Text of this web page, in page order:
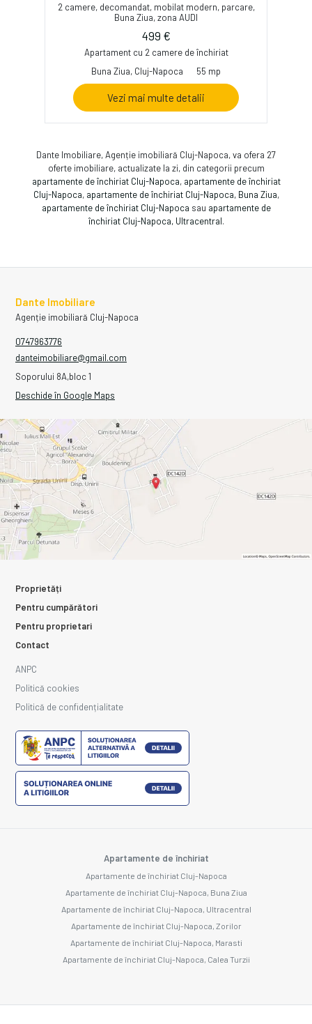
2 camere, decomandat, mobilat modern, parcare,
Buna Ziua, zona AUDI
499 €
Apartament cu 2 camere de închiriat
Buna Ziua, Cluj-Napoca
55 mp
Vezi mai multe detalii
Dante Imobiliare, Agenție imobiliară Cluj-Napoca, va ofera 27
oferte imobiliare, actualizate la zi, din categorii precum
apartamente de închiriat Cluj-Napoca, apartamente de închiriat
Cluj-Napoca, apartamente de închiriat Cluj-Napoca, Buna Ziua,
apartamente de închiriat Cluj-Napoca sau apartamente de
închiriat Cluj-Napoca, Ultracentral.
Dante Imobiliare
Agenție imobiliară Cluj-Napoca
0747963776
danteimobiliare@gmail.com
Soporului 8A,bloc 1
Deschide în Google Maps
Proprietăți
Pentru cumpărători
Pentru proprietari
Contact
ANPC
Politică cookies
Politică de confidențialitate
Apartamente de închiriat
Apartamente de închiriat Cluj-Napoca
Apartamente de închiriat Cluj-Napoca, Buna Ziua
Apartamente de închiriat Cluj-Napoca, Ultracentral
Apartamente de închiriat Cluj-Napoca, Zorilor
Apartamente de închiriat Cluj-Napoca, Marasti
Apartamente de închiriat Cluj-Napoca, Calea Turzii